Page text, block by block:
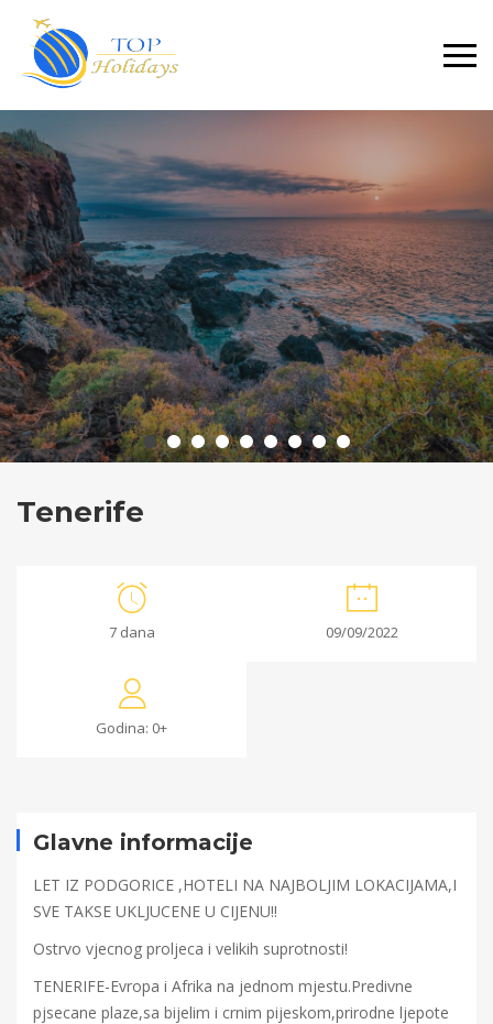
Primary
Menu
Tenerife
7 dana 09/09/2022
Godina: 0+
Tenerife
Glavne informacije
LET IZ PODGORICE ,HOTELI NA NAJBOLJIM LOKACIJAMA,I
SVE TAKSE UKLJUCENE U CIJENU!!
Ostrvo vjecnog proljeca i velikih suprotnosti!
TENERIFE-Evropa i Afrika na jednom mjestu.Predivne
pjsecane plaze,sa bijelim i crnim pijeskom,prirodne ljepote